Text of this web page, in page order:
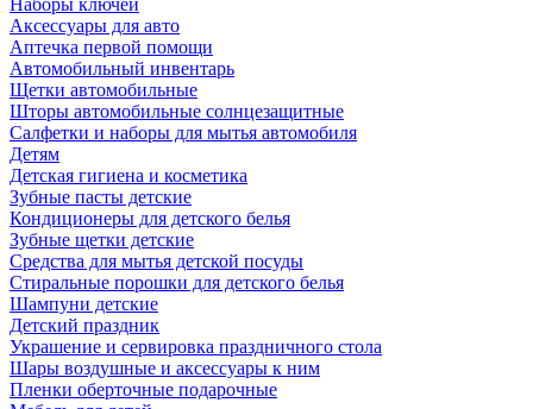
Наборы ключей
Аксессуары для авто
Аптечка первой помощи
Автомобильный инвентарь
Щетки автомобильные
Шторы автомобильные солнцезащитные
Салфетки и наборы для мытья автомобиля
Детям
Детская гигиена и косметика
Зубные пасты детские
Кондиционеры для детского белья
Зубные щетки детские
Средства для мытья детской посуды
Стиральные порошки для детского белья
Шампуни детские
Детский праздник
Украшение и сервировка праздничного стола
Шары воздушные и аксессуары к ним
Пленки оберточные подарочные